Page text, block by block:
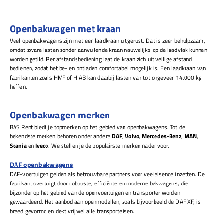
Openbakwagen met kraan
Veel openbakwagens zijn met een laadkraan uitgerust. Dat is zeer behulpzaam,
omdat zware lasten zonder aanvullende kraan nauwelijks op de laadvlak kunnen
worden getild. Per afstandsbediening laat de kraan zich uit veilige afstand
bedienen, zodat het be- en ontladen comfortabel mogelijk is. Een laadkraan van
fabrikanten zoals HMF of HIAB kan daarbij lasten van tot ongeveer 14.000 kg
heffen.
Openbakwagen merken
BAS Rent biedt je topmerken op het gebied van openbakwagens. Tot de
bekendste merken behoren onder andereDAF,Volvo,Mercedes-Benz, MAN,
ScaniaenIveco. We stellen je de populairste merken nader voor.
DAF openbakwagens
DAF-voertuigen gelden als betrouwbare partners voor veeleisende inzetten. De
fabrikant overtuigt door robuuste, efficiënte en moderne bakwagens, die
bijzonder op het gebied van de openvoertuigen en transporter worden
gewaardeerd. Het aanbod aan openmodellen, zoals bijvoorbeeld de DAF XF, is
breed gevormd en dekt vrijwel alle transporteisen.